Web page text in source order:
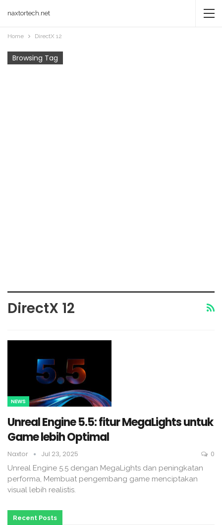
naxtortech.net
Home DirectX 12
Browsing Tag
DirectX 12
NEWS
Unreal Engine 5.5: fitur MegaLights untuk
Game lebih Optimal
Naxtor Jul 23, 2025 0
Unreal Engine 5.5 dengan MegaLights dan peningkatan
performa, Membuat pengembang game menciptakan
visual lebih realistis.
Recent Posts